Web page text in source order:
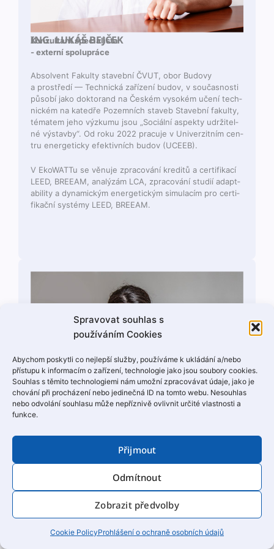
Spravovat souhlas s
používáním Cookies
Abychom poskytli co nejlepší služby, používáme k ukládání a/nebo
přístupu k informacím o zařízení, technologie jako jsou soubory cookies.
Souhlas s těmito technologiemi nám umožní zpracovávat údaje, jako je
chování při procházení nebo jedinečná ID na tomto webu. Nesouhlas
nebo odvolání souhlasu může nepříznivě ovlivnit určité vlastnosti a
funkce.
Přijmout
Odmítnout
Zobrazit předvolby
Cookie PolicyProhlášení o ochraně osobních údajů
ING. LUKÁŠ BEJČEK
Konzul­tant specialista
- externí spolupráce
Absol­vent Fakul­ty staveb­ní ČVUT, obor Budovy
a prostředí — Tech­nická zařízení budov, v součas­nos­ti
působí jako dok­torand na Českém vysokém učení tech­
nick­ém na kat­edře Pozem­ních staveb Staveb­ní fakul­ty,
tématem jeho výzku­mu jsou „Sociál­ní aspek­ty udržitel­
né výs­tav­by“. Od roku 2022 pracu­je v Uni­verz­it­ním cen­
tru ener­get­icky efek­tivních budov (UCEEB).
V EkoWAT­Tu se věnu­je zpra­cov­ání kred­itů a cer­ti­fikací
LEED, BREEAM, analýzám LCA, zpra­cov­ání studií adapt­
abil­i­ty a dynam­ick­ým ener­get­ick­ým sim­u­lacím pro cer­ti­
fikační sys­témy LEED, BREEAM.
BC. KLÁRA CHARVÁTOVÁ (BURIANOVÁ)
Výpoč­ty a zpra­cov­ání Průkazů ener­get­ické náročnos­ti
nových staveb pro dotační pro­gramy Nová Zelená
úsporám, OPŽP, IROP atp.